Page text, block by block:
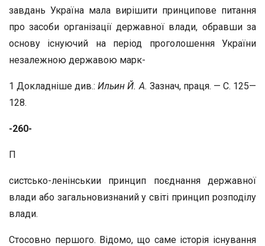
завдань Україна мала вирішити принципове питання
про засоби організації державної влади, обравши за
основу існуючий на період проголошення України
незалежною державою марк-
1 Докладніше див.:Ильин Й. А. Зазнач, праця. — С. 125—
128.
-260-
П
систсько-ленінськии принцип поєднання державної
влади або загальновизнаний у світі принцип розподілу
влади.
Стосовно першого. Відомо, що саме історія існування